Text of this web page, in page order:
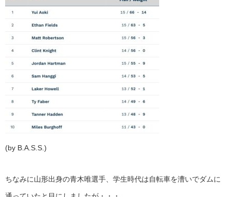
(by B.A.S.S.)
ちなみに山形出身の青木唯選手、学生時代は自転車を漕いでダムに